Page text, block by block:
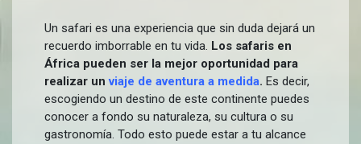
Un safari es una experiencia que sin duda dejará un
recuerdo imborrable en tu vida. Los safaris en
África pueden ser la mejor oportunidad para
realizar unviaje de aventura a medida. Es decir,
escogiendo un destino de este continente puedes
conocer a fondo su naturaleza, su cultura o su
gastronomía. Todo esto puede estar a tu alcance